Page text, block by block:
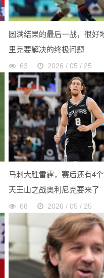
圆满结果的最后一战，很好
里克要解决的终极问题
63 2026 / 05 / 25
马刺大胜雷霆，赛后还有4个
天王山之战奥利尼克要来了
68 2026 / 05 / 25